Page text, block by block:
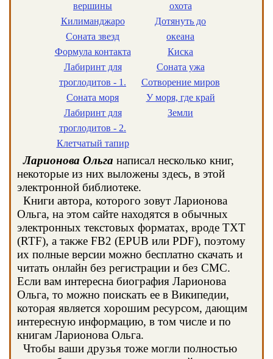
вершины
Килиманджаро
Соната звезд
Формула контакта
Лабиринт для
троглодитов - 1.
Соната моря
Лабиринт для
троглодитов - 2.
Клетчатый тапир
охота
Дотянуть до
океана
Киска
Соната ужа
Сотворение миров
У моря, где край
Земли
Ларионова Ольга написал несколько книг,
некоторые из них выложены здесь, в этой
электронной библиотеке.
Книги автора, которого зовут Ларионова
Ольга, на этом сайте находятся в обычных
электронных текстовых форматах, вроде TXT
(RTF), а также FB2 (EPUB или PDF), поэтому
их полные версии можно бесплатно скачать и
читать онлайн без регистрации и без СМС.
Если вам интересна биография Ларионова
Ольга, то можно поискать ее в Википедии,
которая является хорошим ресурсом, дающим
интересную информацию, в том числе и по
книгам Ларионова Ольга.
Чтобы ваши друзья тоже могли полностью